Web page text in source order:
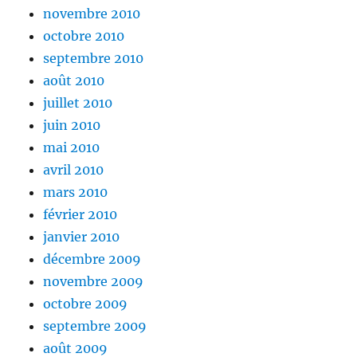
novembre 2010
octobre 2010
septembre 2010
août 2010
juillet 2010
juin 2010
mai 2010
avril 2010
mars 2010
février 2010
janvier 2010
décembre 2009
novembre 2009
octobre 2009
septembre 2009
août 2009